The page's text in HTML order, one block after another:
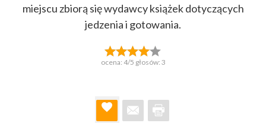
miejscu zbiorą się wydawcy książek dotyczących
jedzenia i gotowania.
ocena: 4/5 głosów: 3